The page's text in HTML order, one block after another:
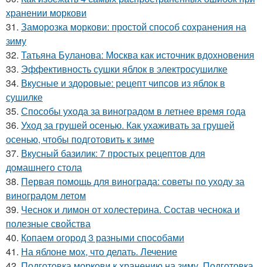
хранении моркови
31. Заморозка моркови: простой способ сохранения на
зиму
32. Татьяна Буланова: Москва как источник вдохновения
33. Эффективность сушки яблок в электросушилке
34. Вкусные и здоровые: рецепт чипсов из яблок в
сушилке
35. Способы ухода за виноградом в летнее время года
36. Уход за грушей осенью. Как ухаживать за грушей
осенью, чтобы подготовить к зиме
37. Вкусный базилик: 7 простых рецептов для
домашнего стола
38. Первая помощь для винограда: советы по уходу за
виноградом летом
39. Чеснок и лимон от холестерина. Состав чеснока и
полезные свойства
40. Копаем огород 3 разными способами
41. На яблоне мох, что делать. Лечение